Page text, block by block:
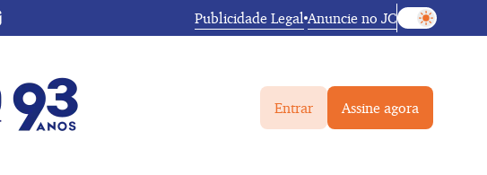
Publicidade Legal Anuncie no JC
Entrar Assine agora